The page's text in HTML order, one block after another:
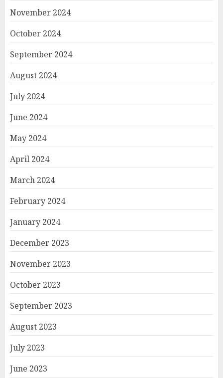
November 2024
October 2024
September 2024
August 2024
July 2024
June 2024
May 2024
April 2024
March 2024
February 2024
January 2024
December 2023
November 2023
October 2023
September 2023
August 2023
July 2023
June 2023